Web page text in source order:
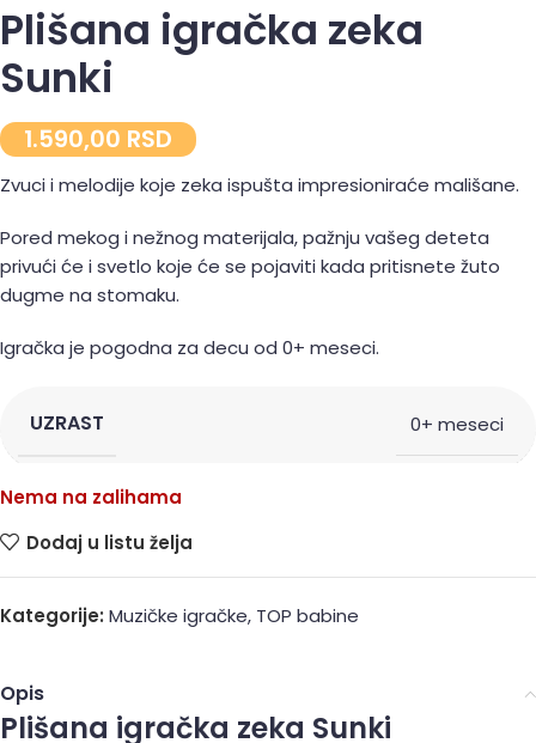
Plišana igračka zeka
Sunki
1.590,00 RSD
Zvuci i melodije koje zeka ispušta impresioniraće mališane.
Pored mekog i nežnog materijala, pažnju vašeg deteta
privući će i svetlo koje će se pojaviti kada pritisnete žuto
dugme na stomaku.
Igračka je pogodna za decu od 0+ meseci.
UZRAST 0+ meseci
Nema na zalihama
Dodaj u listu želja
Kategorije: Muzičke igračke, TOP babine
Opis
Plišana igračka zeka Sunki